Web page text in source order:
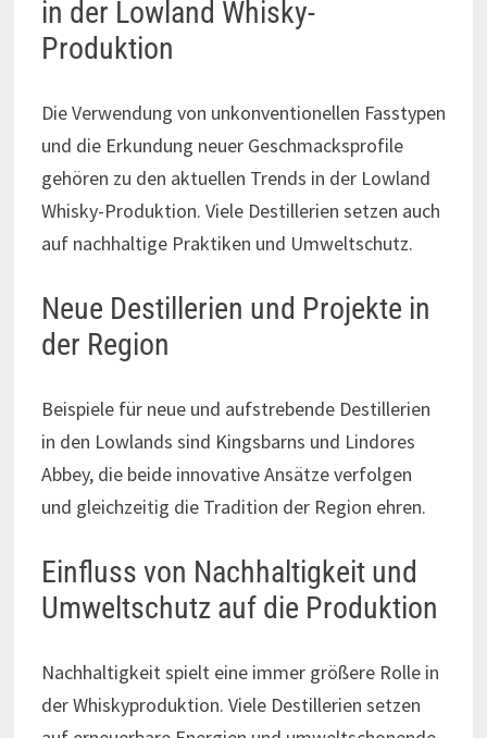
in der Lowland Whisky-
Produktion
Die Verwendung von unkonventionellen Fasstypen
und die Erkundung neuer Geschmacksprofile
gehören zu den aktuellen Trends in der Lowland
Whisky-Produktion. Viele Destillerien setzen auch
auf nachhaltige Praktiken und Umweltschutz.
Neue Destillerien und Projekte in
der Region
Beispiele für neue und aufstrebende Destillerien
in den Lowlands sind Kingsbarns und Lindores
Abbey, die beide innovative Ansätze verfolgen
und gleichzeitig die Tradition der Region ehren.
Einfluss von Nachhaltigkeit und
Umweltschutz auf die Produktion
Nachhaltigkeit spielt eine immer größere Rolle in
der Whiskyproduktion. Viele Destillerien setzen